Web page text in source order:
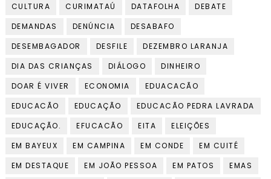
CULTURA
CURIMATAÚ DATAFOLHA
DEBATE
DEMANDAS
DENÚNCIA
DESABAFO
DESEMBAGADOR
DESFILE
DEZEMBRO LARANJA
DIA DAS CRIANÇAS
DIÁLOGO
DINHEIRO
DOAR É VIVER
ECONOMIA
EDUACACÃO
EDUCACÃO
EDUCAÇÃO
EDUCACÃO PEDRA LAVRADA
EDUCAÇÃO.
EFUCACÃO EITA
ELEIÇÕES
EM BAYEUX
EM CAMPINA EM CONDE
EM CUITÉ
EM DESTAQUE
EM JOÃO PESSOA EM PATOS
EMAS